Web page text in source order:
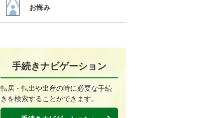
お悔み
手続きナビゲーション
転居・転出や出産の時に必要な手続
きを検索することができます。